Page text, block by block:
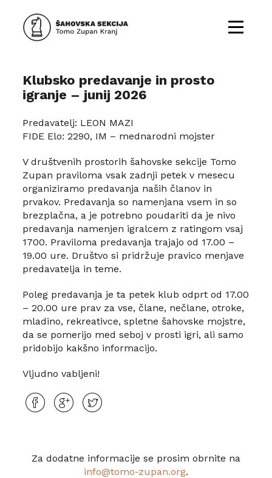
Klubsko predavanje in prosto
igranje – junij 2026
Predavatelj: LEON MAZI
FIDE Elo: 2290, IM – mednarodni mojster
V društvenih prostorih šahovske sekcije Tomo
Zupan praviloma vsak zadnji petek v mesecu
organiziramo predavanja naših članov in
prvakov. Predavanja so namenjana vsem in so
brezplačna, a je potrebno poudariti da je nivo
predavanja namenjen igralcem z ratingom vsaj
1700. Praviloma predavanja trajajo od 17.00 –
19.00 ure. Društvo si pridržuje pravico menjave
predavatelja in teme.
Poleg predavanja je ta petek klub odprt od 17.00
– 20.00 ure prav za vse, člane, nečlane, otroke,
mladino, rekreativce, spletne šahovske mojstre,
da se pomerijo med seboj v prosti igri, ali samo
pridobijo kakšno informacijo.
Vljudno vabljeni!
Za dodatne informacije se prosim obrnite na
info@tomo-zupan.org.